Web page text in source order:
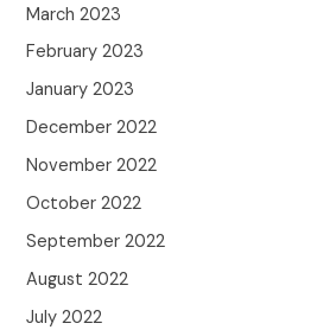
March 2023
February 2023
January 2023
December 2022
November 2022
October 2022
September 2022
August 2022
July 2022